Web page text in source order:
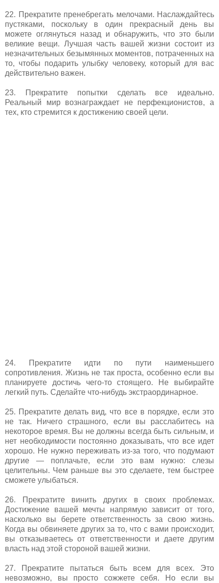
22. Прекратите пренебрегать мелочами. Наслаждайтесь
пустяками, поскольку в один прекрасный день вы
можете оглянуться назад и обнаружить, что это были
великие вещи. Лучшая часть вашей жизни состоит из
незначительных безымянных моментов, потраченных на
то, чтобы подарить улыбку человеку, который для вас
действительно важен.
23. Прекратите попытки сделать все идеально.
Реальный мир вознаграждает не перфекционистов, а
тех, кто стремится к достижению своей цели.
24. Прекратите идти по пути наименьшего
сопротивления. Жизнь не так проста, особенно если вы
планируете достичь чего-то стоящего. Не выбирайте
легкий путь. Сделайте что-нибудь экстраординарное.
25. Прекратите делать вид, что все в порядке, если это
не так. Ничего страшного, если вы расслабитесь на
некоторое время. Вы не должны всегда быть сильным, и
нет необходимости постоянно доказывать, что все идет
хорошо. Не нужно переживать из-за того, что подумают
другие — поплачьте, если это вам нужно: слезы
целительны. Чем раньше вы это сделаете, тем быстрее
сможете улыбаться.
26. Прекратите винить других в своих проблемах.
Достижение вашей мечты напрямую зависит от того,
насколько вы берете ответственность за свою жизнь.
Когда вы обвиняете других за то, что с вами происходит,
вы отказываетесь от ответственности и даете другим
власть над этой стороной вашей жизни.
27. Прекратите пытаться быть всем для всех. Это
невозможно, вы просто сожжете себя. Но если вы